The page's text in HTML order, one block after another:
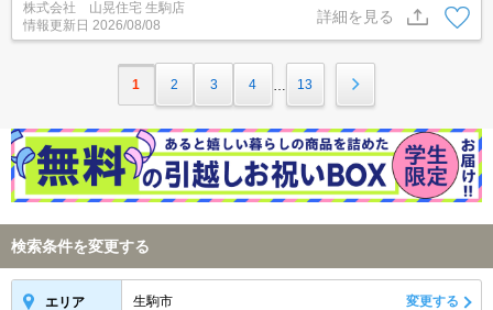
り荷物の受け取りも安心です。ホームセキュリティやTVモニターホ
ンで安心ですよ。コンロ付きのシステムキッチンでお料理も楽しく
なりますね。
株式会社 山晃住宅 生駒店
情報更新日 2026/08/08
詳細を見る
1 2 3 4 13
検索条件を変更する
エリア 生駒市 変更する